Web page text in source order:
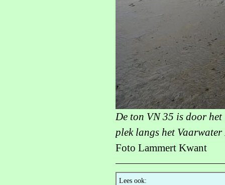
De ton VN 35 is door
plek langs het
Foto Lammert Kwant
Lees ook: